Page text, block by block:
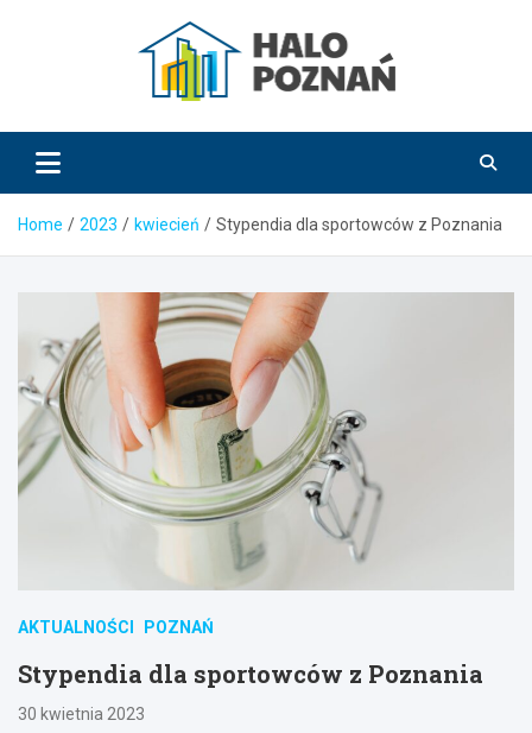
HaloPoznań.pl
Home 2023 kwiecień Stypendia dla sportowców z Poznania
AKTUALNOŚCI POZNAŃ
Stypendia dla sportowców z Poznania
30 kwietnia 2023